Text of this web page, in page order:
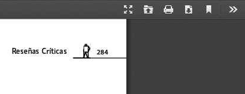
Presentation
Open Print Download
Current
284